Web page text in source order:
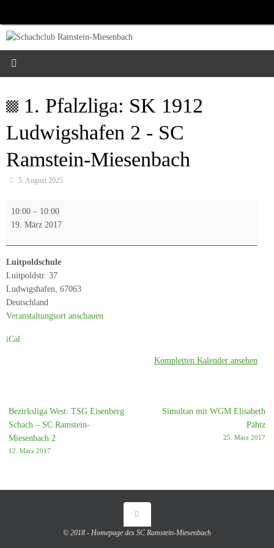
springen
1. Pfalzliga: SK 1912
Ludwigshafen 2 - SC
Ramstein-Miesenbach
5. August 2025
Pfalzliga:
1912
Ludwigshafen
2
-
SC
Ramstein-
10:00 – 10:00
19. März 2017
Luitpoldschule
Luitpoldstr. 37
Ludwigshafen 67063
Deutschland
Veranstaltungsort anschauen
iCal
Kompletten Kalender ansehen
Bezirksliga West: TSG Eisenberg
Schach – SC Ramstein-
Miesenbach 2
12. März 2017
Simultan mit WGM Elisabeth
Pähtz
25. März 2017
© 2018 - Homepage des SC Ramstein-Miesenbach